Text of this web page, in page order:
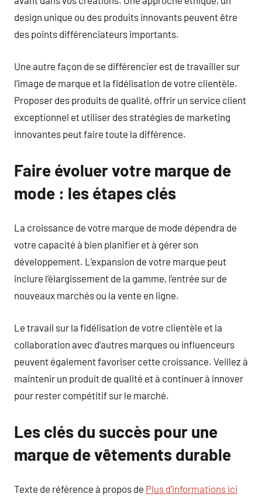
design unique ou des produits innovants peuvent être
des points différenciateurs importants.
Une autre façon de se différencier est de travailler sur
l’image de marque et la fidélisation de votre clientèle.
Proposer des produits de qualité, offrir un service client
exceptionnel et utiliser des stratégies de marketing
innovantes peut faire toute la différence.
Faire évoluer votre marque de
mode : les étapes clés
La croissance de votre marque de mode dépendra de
votre capacité à bien planifier et à gérer son
développement. L’expansion de votre marque peut
inclure l’élargissement de la gamme, l’entrée sur de
nouveaux marchés ou la vente en ligne.
Le travail sur la fidélisation de votre clientèle et la
collaboration avec d’autres marques ou influenceurs
peuvent également favoriser cette croissance. Veillez à
maintenir un produit de qualité et à continuer à innover
pour rester compétitif sur le marché.
Les clés du succès pour une
marque de vêtements durable
Texte de référence à propos de Plus d’informations ici